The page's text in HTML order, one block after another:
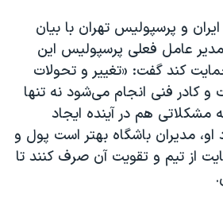
و پرسپولیس تهران با بیان
عامل فعلی پرسپولیس این
کند گفت: «تغییر و تحولات
کادر فنی انجام می‌شود نه تنها
مشکلاتی هم در آینده ایجاد
او، مدیران باشگاه بهتر است پول و
از تیم و تقویت آن صرف کنند تا